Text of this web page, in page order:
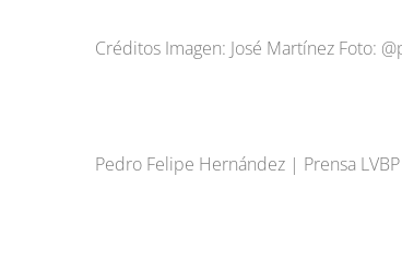
Créditos Imagen: José Martínez Foto:
Pedro Felipe Hernández | Prensa LVBP